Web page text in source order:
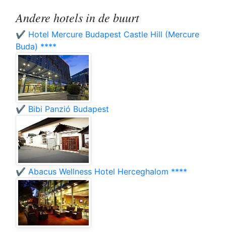
Andere hotels in de buurt
✔️ Hotel Mercure Budapest Castle Hill (Mercure
Buda) ****
✔️ Bibi Panzió Budapest
✔️ Abacus Wellness Hotel Herceghalom ****